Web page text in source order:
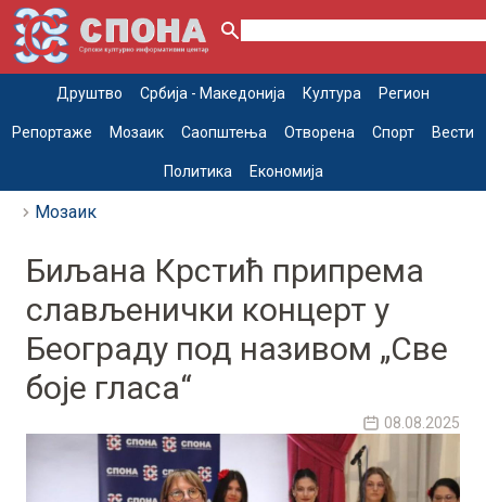
Друштво Србија - Македонија Култура Регион
Репортаже Мозаик Саопштења Отворена Спорт Вести
Политика Економија
Мозаик
Биљана Крстић припрема
слављенички концерт у
Београду под називом „Све
боје гласа“
08.08.2025